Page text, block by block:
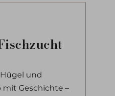
und
Geschichte –